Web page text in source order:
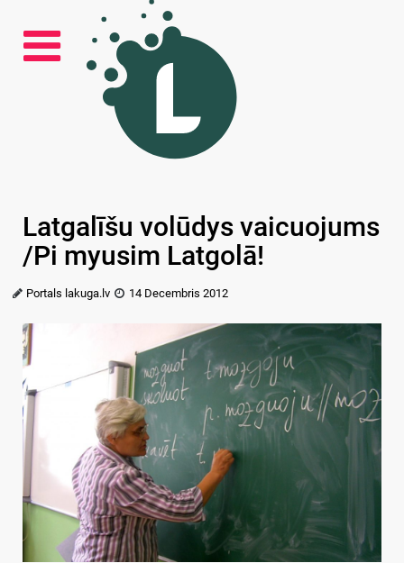
Latgalīšu volūdys vaicuojums
/Pi myusim Latgolā!
Portals lakuga.lv 14 Decembris 2012